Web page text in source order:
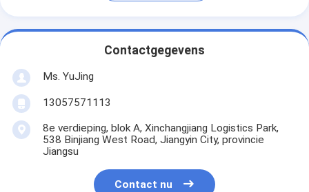
Contactgegevens
Ms. YuJing
13057571113
8e verdieping, blok A, Xinchangjiang Logistics Park,
538 Binjiang West Road, Jiangyin City, provincie
Jiangsu
Contact nu